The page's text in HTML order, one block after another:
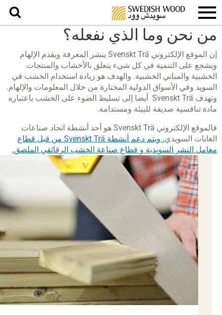
بحث
من نحن وما الذي نفعله؟
إن الموقع الإلكتروني Svenskt Trä ينشر المعرفة ويقدم الإلهام
ويشجع على التنمية في كل شيء يتعلق بالأخشاب والمنتجات
الخشبية والمباني الخشبية. والهدف هو زيادة استخدام الخشب في
السويد وفي الأسواق الدولية المختارة من خلال المعلومات والإلهام.
وتهدف Svenskt Trä أيضا إلى تسليط الضوء على الخشب باعتباره
مادة تنافسية صديقة للبيئة ومستدامة.
فالموقع الإلكتروني Svenskt Trä هو أحد أنشطة
اتحاد صناعات
الغابات السويدي
. ويتم دعم أنشطة Svenskt Trä من قبل قطاع
معامل النشر السويدية و قطاع صناعة الخشب الرقائقي الملصق.